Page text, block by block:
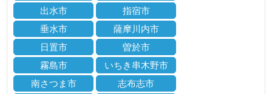
出水市
指宿市
垂水市
薩摩川内市
日置市
曽於市
霧島市
いちき串木野市
南さつま市
志布志市